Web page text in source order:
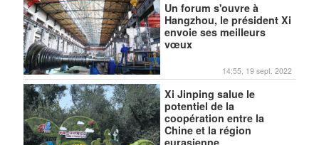
Un forum s'ouvre à
Hangzhou, le président Xi
envoie ses meilleurs
vœux
14:55, 19 sept. 2022
Xi Jinping salue le
potentiel de la
coopération entre la
Chine et la région
eurasienne